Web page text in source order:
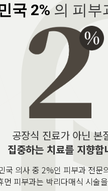
국 2% 의 피부
공장식 진료가 아닌 본
집중하는 치료를 지향합
국 의사 중 2%인 피부과 전문
먼 피부과는 박리다매식 시술